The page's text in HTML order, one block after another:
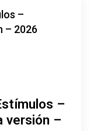
–
versión –